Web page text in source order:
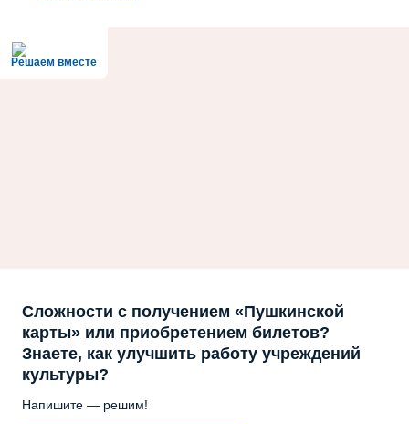
Решаем вместе
Сложности с получением «Пушкинской
карты» или приобретением билетов?
Знаете, как улучшить работу учреждений
культуры?
Напишите — решим!